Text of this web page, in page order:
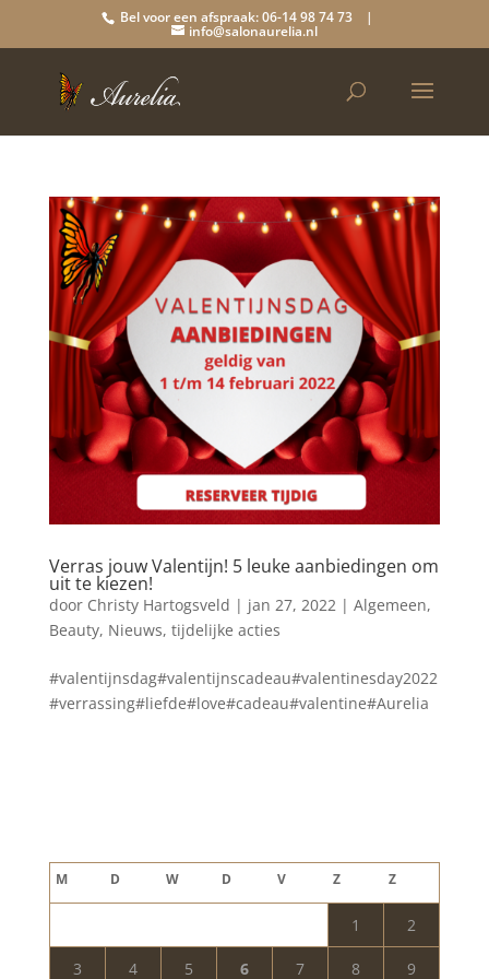
Bel voor een afspraak: 06-14 98 74 73 |
info@salonaurelia.nl
Verras jouw Valentijn! 5 leuke aanbiedingen om
uit te kiezen!
door Christy Hartogsveld | jan 27, 2022| Algemeen,
Beauty, Nieuws, tijdelijke acties
#valentijnsdag#valentijnscadeau#valentinesday2022
#verrassing#liefde#love#cadeau#valentine#Aurelia
M D W D V Z Z
1 2
3 4 5 6 7 8 9